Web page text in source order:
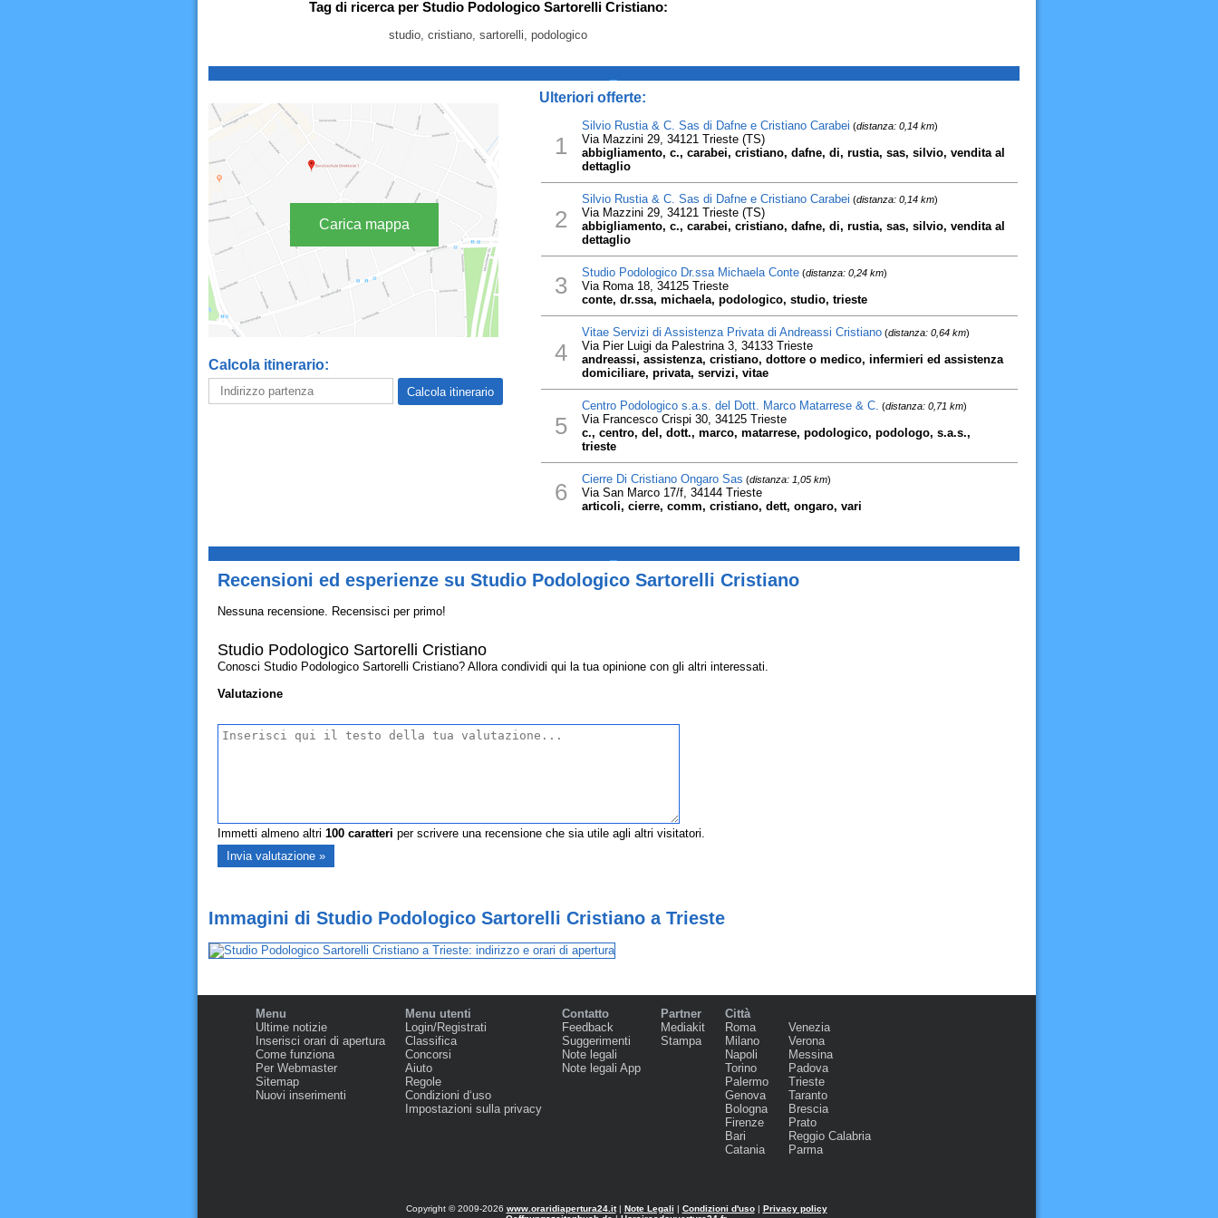
Tag di ricerca per Studio Podologico Sartorelli Cristiano:
studio, cristiano, sartorelli, podologico
Carica mappa
Calcola itinerario:
Ulteriori offerte:
1
Silvio Rustia & C. Sas di Dafne e Cristiano Carabei (distanza: 0,14 km)
Via Mazzini 29, 34121 Trieste (TS)
abbigliamento, c., carabei, cristiano, dafne, di, rustia, sas, silvio, vendita al
dettaglio
2
Silvio Rustia & C. Sas di Dafne e Cristiano Carabei (distanza: 0,14 km)
Via Mazzini 29, 34121 Trieste (TS)
abbigliamento, c., carabei, cristiano, dafne, di, rustia, sas, silvio, vendita al
dettaglio
3 Studio Podologico Dr.ssa Michaela Conte(distanza: 0,24 km)
Via Roma 18, 34125 Trieste
conte, dr.ssa, michaela, podologico, studio, trieste
4
Vitae Servizi di Assistenza Privata di Andreassi Cristiano(distanza: 0,64 km)
Via Pier Luigi da Palestrina 3, 34133 Trieste
andreassi, assistenza, cristiano, dottore o medico, infermieri ed assistenza
domiciliare, privata, servizi, vitae
5
Centro Podologico s.a.s. del Dott. Marco Matarrese & C. (distanza: 0,71 km)
Via Francesco Crispi 30, 34125 Trieste
c., centro, del, dott., marco, matarrese, podologico, podologo, s.a.s.,
trieste
6 Cierre Di Cristiano Ongaro Sas (distanza: 1,05 km)
Via San Marco 17/f, 34144 Trieste
articoli, cierre, comm, cristiano, dett, ongaro, vari
Recensioni ed esperienze su Studio Podologico Sartorelli Cristiano
Nessuna recensione. Recensisci per primo!
Studio Podologico Sartorelli Cristiano
Conosci Studio Podologico Sartorelli Cristiano? Allora condividi qui la tua opinione con gli altri interessati.
Valutazione
Immetti almeno altri 100caratteri per scrivere una recensione che sia utile agli altri visitatori.
Immagini di Studio Podologico Sartorelli Cristiano a Trieste
Menu
Ultime notizie
Inserisci orari di apertura
Come funziona
Per Webmaster
Sitemap
Nuovi inserimenti
Menu utenti
Login/Registrati
Classifica
Concorsi
Aiuto
Regole
Condizioni d‘uso
Impostazioni sulla privacy
Contatto
Feedback
Suggerimenti
Note legali
Note legali App
Partner
Mediakit
Stampa
Città
Roma
Milano
Napoli
Torino
Palermo
Genova
Bologna
Firenze
Bari
Catania
Venezia
Verona
Messina
Padova
Trieste
Taranto
Brescia
Prato
Reggio Calabria
Parma
Copyright © 2009-2026 www.oraridiapertura24.it| Note Legali | Condizioni d'uso| Privacy policy